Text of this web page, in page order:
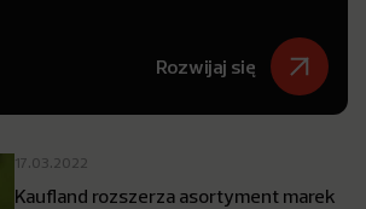
Rozwijaj się
17.03.2022
Kaufland rozszerza asortyment marek